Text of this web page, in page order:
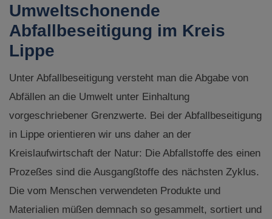
Umweltschonende
Abfallbeseitigung im Kreis
Lippe
Unter Abfallbeseitigung versteht man die Abgabe von
Abfällen an die Umwelt unter Einhaltung
vorgeschriebener Grenzwerte. Bei der Abfallbeseitigung
in Lippe orientieren wir uns daher an der
Kreislaufwirtschaft der Natur: Die Abfallstoffe des einen
Prozeßes sind die Ausgangßtoffe des nächsten Zyklus.
Die vom Menschen verwendeten Produkte und
Materialien müßen demnach so gesammelt, sortiert und